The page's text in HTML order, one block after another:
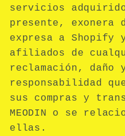
servicios
presente, exonera
expresa a Shopify
afiliados de
reclamación, daño
responsabilidad
sus compras y
MEODIN o se
ellas.